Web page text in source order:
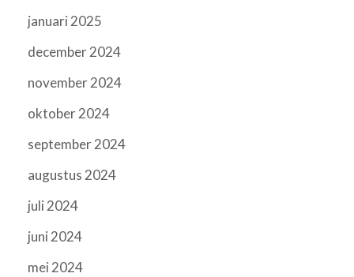
januari 2025
december 2024
november 2024
oktober 2024
september 2024
augustus 2024
juli 2024
juni 2024
mei 2024